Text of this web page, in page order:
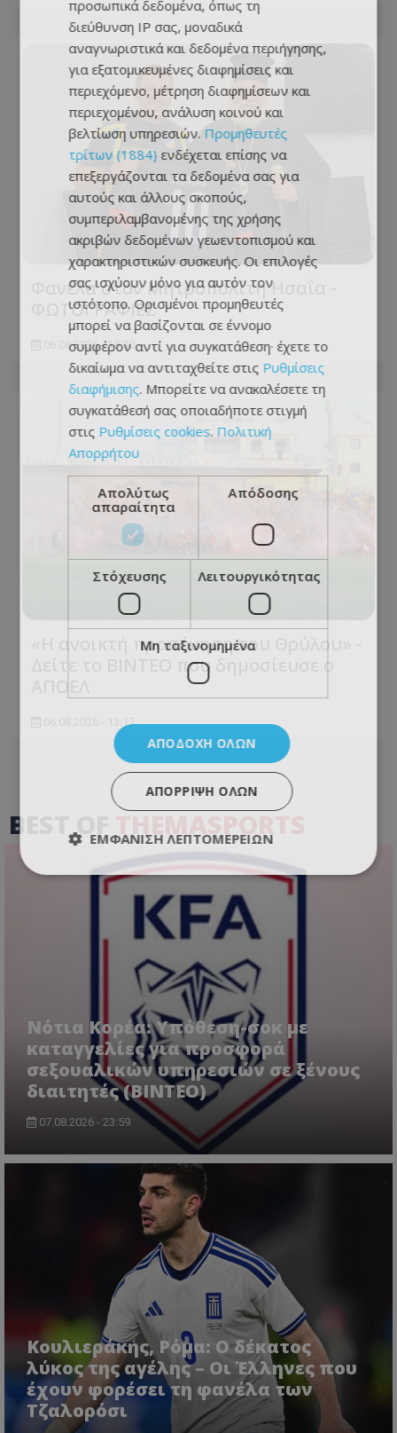
Φανέλα στον Μητροπολίτη Ησαΐα -
ΦΩΤΟΓΡΑΦΙΕΣ
06.08.2026 - 18:30
«Η ανοικτή προπόνηση του Θρύλου» -
Δείτε το ΒΙΝΤΕΟ που δημοσίευσε ο
06.08.2026 - 13:17
BEST OF
Νότια Κορέα: Υπόθεση-σοκ με
καταγγελίες για προσφορά
σεξουαλικών υπηρεσιών σε ξένους
διαιτητές (BINTEO)
07.08.2026 - 23:59
Κουλιεράκης, Ρόμα: Ο δέκατος
λύκος της αγέλης – Οι Έλληνες που
έχουν φορέσει τη φανέλα των
Τζαλορόσι
προσωπικά δεδομένα, όπως τη
διεύθυνση IP σας, μοναδικά
αναγνωριστικά και δεδομένα περιήγησης,
για εξατομικευμένες διαφημίσεις και
περιεχόμενο, μέτρηση διαφημίσεων και
περιεχομένου, ανάλυση κοινού και
βελτίωση υπηρεσιών. Προμηθευτές
τρίτων (1884) ενδέχεται επίσης να
επεξεργάζονται τα δεδομένα σας για
αυτούς και άλλους σκοπούς,
συμπεριλαμβανομένης της χρήσης
ακριβών δεδομένων γεωεντοπισμού και
χαρακτηριστικών συσκευής. Οι επιλογές
σας ισχύουν μόνο για αυτόν τον
ιστότοπο. Ορισμένοι προμηθευτές
μπορεί να βασίζονται σε έννομο
συμφέρον αντί για συγκατάθεση· έχετε το
δικαίωμα να αντιταχθείτε στις Ρυθμίσεις
διαφήμισης. Μπορείτε να ανακαλέσετε τη
συγκατάθεσή σας οποιαδήποτε στιγμή
στις Ρυθμίσεις cookies. Πολιτική
Απορρήτου
Απολύτως
απαραίτητα
Απόδοσης
Στόχευσης Λειτουργικότητας
Μη ταξινομημένα
ΑΠΟΔΟΧΉ ΌΛΩΝ
ΑΠΌΡΡΙΨΗ ΌΛΩΝ
ΕΜΦΆΝΙΣΗ ΛΕΠΤΟΜΕΡΕΙΏΝ